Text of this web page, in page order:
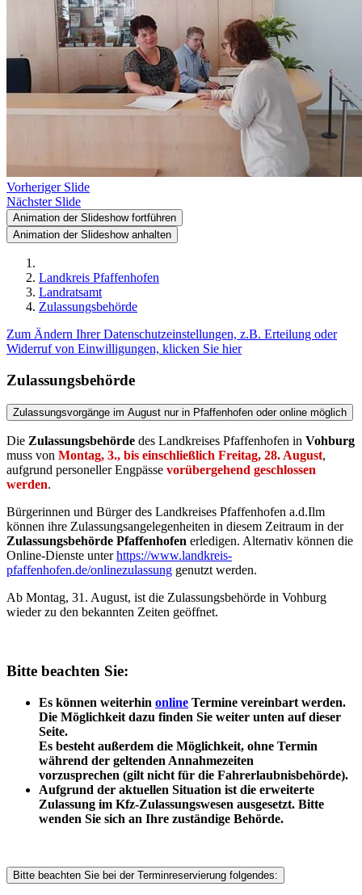
Vorheriger Slide
Nächster Slide
Animation der Slideshow fortführen
Animation der Slideshow anhalten
Landkreis Pfaffenhofen
Landratsamt
Zulassungsbehörde
Zum Ändern Ihrer Datenschutzeinstellungen, z.B. Erteilung oder
Widerruf von Einwilligungen, klicken Sie hier
Zulassungsbehörde
Zulassungsvorgänge im August nur in Pfaffenhofen oder online möglich
Die Zulassungsbehörde des Landkreises Pfaffenhofen in Vohburg
muss von Montag, 3., bis einschließlich Freitag, 28. August,
aufgrund personeller Engpässe vorübergehend geschlossen
werden.
Bürgerinnen und Bürger des Landkreises Pfaffenhofen a.d.Ilm
können ihre Zulassungsangelegenheiten in diesem Zeitraum in der
Zulassungsbehörde Pfaffenhofen erledigen. Alternativ können die
Online-Dienste unterhttps://www.landkreis-
pfaffenhofen.de/onlinezulassung genutzt werden.
Ab Montag, 31. August, ist die Zulassungsbehörde in Vohburg
wieder zu den bekannten Zeiten geöffnet.
Bitte beachten Sie:
Es können weiterhin online Termine vereinbart werden.
Die Möglichkeit dazu finden Sie weiter unten auf dieser
Seite.
Es besteht außerdem die Möglichkeit, ohne Termin
während der geltenden Annahmezeiten
vorzusprechen (gilt nicht für die Fahrerlaubnisbehörde).
Aufgrund der aktuellen Situation ist die erweiterte
Zulassung im Kfz-Zulassungswesen ausgesetzt. Bitte
wenden Sie sich an Ihre zuständige Behörde.
Bitte beachten Sie bei der Terminreservierung folgendes: